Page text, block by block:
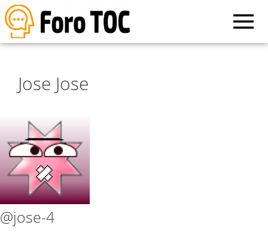
Jose Jose
@jose-4